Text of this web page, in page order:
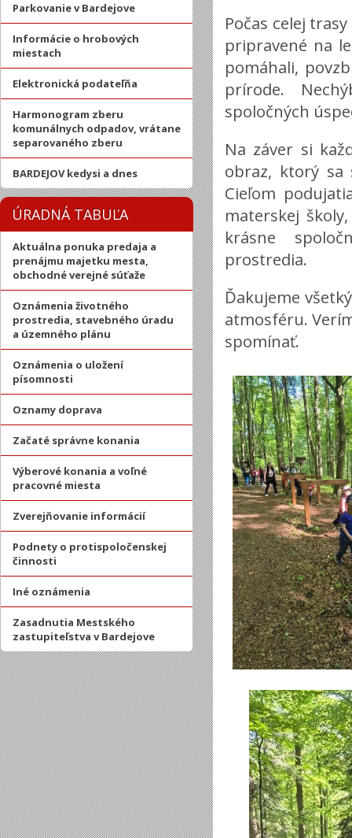
Parkovanie v Bardejove
Informácie o hrobových
miestach
Elektronická podateľňa
Harmonogram zberu
komunálnych odpadov, vrátane
separovaného zberu
BARDEJOV kedysi a dnes
ÚRADNÁ TABUĽA
Aktuálna ponuka predaja a
prenájmu majetku mesta,
obchodné verejné súťaže
Oznámenia životného
prostredia, stavebného úradu
a územného plánu
Oznámenia o uložení
písomnosti
Oznamy doprava
Začaté správne konania
Výberové konania a voľné
pracovné miesta
Zverejňovanie informácií
Podnety o protispoločenskej
činnosti
Iné oznámenia
Zasadnutia Mestského
zastupiteľstva v Bardejove
Počas celej
pripravené na
pomáhali,
prírode.
spoločných
Na záver si
obraz, ktorý sa
Cieľom
materskej
krásne
prostredia.
Ďakujeme
atmosféru.
spomínať.